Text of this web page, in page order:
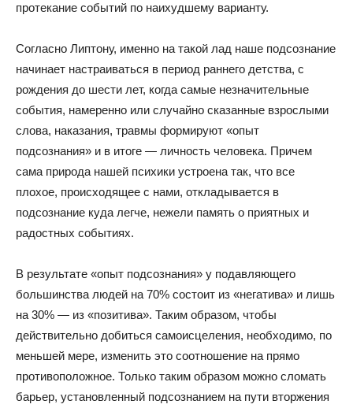
протекание событий по наихудшему варианту.
Согласно Липтону, именно на такой лад наше подсознание
начинает настраиваться в период раннего детства, с
рождения до шести лет, когда самые незначительные
события, намеренно или случайно сказанные взрослыми
слова, наказания, травмы формируют «опыт
подсознания» и в итоге — личность человека. Причем
сама природа нашей психики устроена так, что все
плохое, происходящее с нами, откладывается в
подсознание куда легче, нежели память о приятных и
радостных событиях.
В результате «опыт подсознания» у подавляющего
большинства людей на 70% состоит из «негатива» и лишь
на 30% — из «позитива». Таким образом, чтобы
действительно добиться самоисцеления, необходимо, по
меньшей мере, изменить это соотношение на прямо
противоположное. Только таким образом можно сломать
барьер, установленный подсознанием на пути вторжения